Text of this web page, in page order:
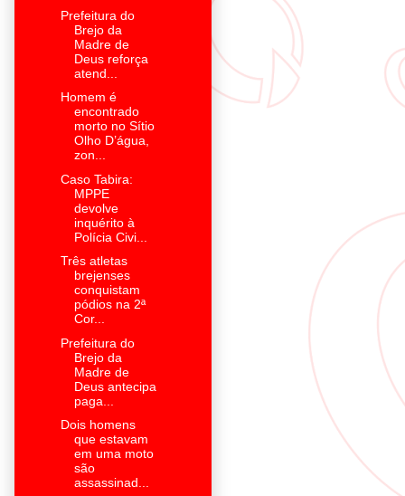
Prefeitura do
Brejo da
Madre de
Deus reforça
atend...
Homem é
encontrado
morto no Sítio
Olho D’água,
zon...
Caso Tabira:
MPPE
devolve
inquérito à
Polícia Civi...
Três atletas
brejenses
conquistam
pódios na 2ª
Cor...
Prefeitura do
Brejo da
Madre de
Deus antecipa
paga...
Dois homens
que estavam
em uma moto
são
assassinad...